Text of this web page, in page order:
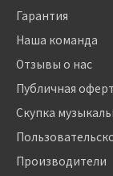
Гарантия
Наша команда
Отзывы о нас
Публичная
Скупка
Производители